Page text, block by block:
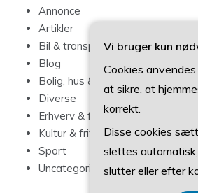
Annonce
Artikler
Bil & transport
Blog
Bolig, hus & have
Diverse
Erhverv & forbrug
Kultur & fritid
Sport
Uncategorized
Vi bruger kun
Cookies
at sikre, at
korrekt.
Disse cookies
slettes
slutter eller efter